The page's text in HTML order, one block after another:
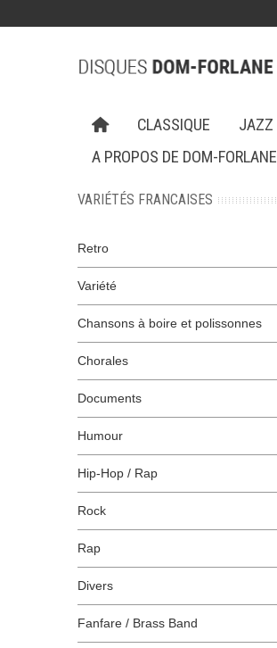
CLASSIQUE JAZZ
A PROPOS DE DOM-FORLANE
VARIÉTÉS FRANCAISES
Retro
Variété
Chansons à boire et polissonnes
Chorales
Documents
Humour
Hip-Hop / Rap
Rock
Rap
Divers
Fanfare / Brass Band